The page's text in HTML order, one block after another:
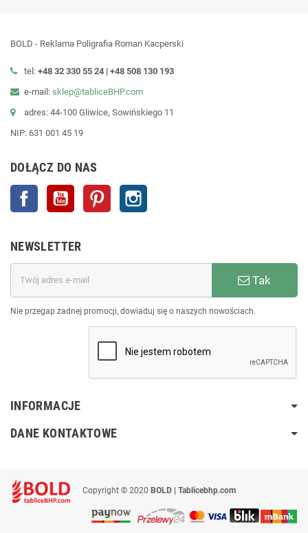
BOLD - Reklama Poligrafia Roman Kacperski
tel: +48 32 330 55 24 | +48 508 130 193
e-mail: sklep@tabliceBHP.com
adres: 44-100 Gliwice, Sowińskiego 11
NIP: 631 001 45 19
DOŁĄCZ DO NAS
Facebook YouTube Pinterest
NEWSLETTER
Tak
Nie przegap żadnej promocji, dowiaduj się o naszych nowościach.
INFORMACJE
DANE KONTAKTOWE
Copyright © 2020 BOLD | Tablicebhp.com